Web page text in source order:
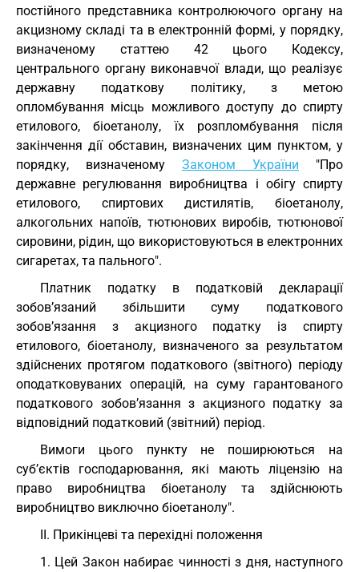
постійного представника контролюючого органу на
акцизному складі та в електронній формі, у порядку,
визначеному статтею 42 цього Кодексу,
центрального органу виконавчої влади, що реалізує
державну податкову політику, з метою
опломбування місць можливого доступу до спирту
етилового, біоетанолу, їх розпломбування після
закінчення дії обставин, визначених цим пунктом, у
порядку, визначеному Законом України "Про
державне регулювання виробництва і обігу спирту
етилового, спиртових дистилятів, біоетанолу,
алкогольних напоїв, тютюнових виробів, тютюнової
сировини, рідин, що використовуються в електронних
сигаретах, та пального".
Платник податку в податковій декларації
зобов’язаний збільшити суму податкового
зобов’язання з акцизного податку із спирту
етилового, біоетанолу, визначеного за результатом
здійснених протягом податкового (звітного) періоду
оподатковуваних операцій, на суму гарантованого
податкового зобов’язання з акцизного податку за
відповідний податковий (звітний) період.
Вимоги цього пункту не поширюються на
суб’єктів господарювання, які мають ліцензію на
право виробництва біоетанолу та здійснюють
виробництво виключно біоетанолу".
II. Прикінцеві та перехідні положення
1. Цей Закон набирає чинності з дня, наступного